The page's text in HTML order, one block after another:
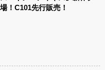
！C101先行販売！